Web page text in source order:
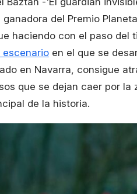
del Premio
haciendo con el paso del
escenario en el que se
en Navarra, consigue
que se dejan caer por
de la historia.